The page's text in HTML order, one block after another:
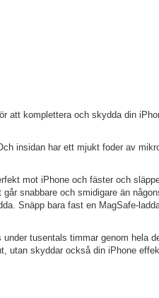
att komplettera och skydda din
insidan har ett mjukt foder av
mot iPhone och fäster och
snabbare och smidigare än
Snäpp bara fast en MagSafe-
tusentals timmar genom hela
utan skyddar också din iPhone